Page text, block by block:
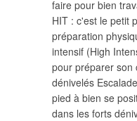
faire pour bien
HIT : c'est le petit
préparation
intensif (High
pour préparer son
dénivelés
pied à bien se
dans les forts